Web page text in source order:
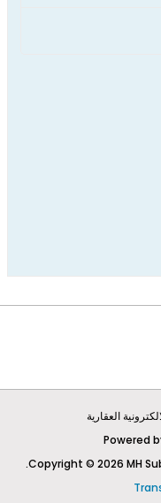
العقارية
Powered
Copyright © 2026 MH